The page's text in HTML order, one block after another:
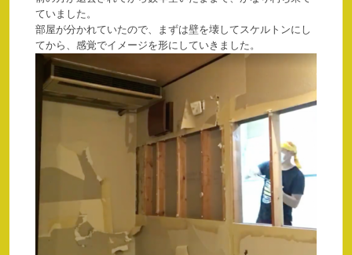
ていました。
部屋が分かれていたので、まずは壁を壊してスケルトンにし
てから、感覚でイメージを形にしていきました。